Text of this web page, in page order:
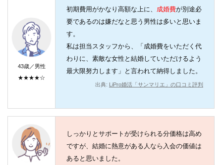
43歳／男性
★★★★☆
初期費用がかなり高額な上に、 成婚費が別途必
要であるのは嫌だなと思う男性は多いと思いま
す。
私は担当スタッフから、「成婚費をいただく代
わりに、素敵な女性と結婚していただけるよう
最大限努力します」と言われて納得しました。
出典: LiPro婚活「サンマリエ」の口コミ評判
しっかりとサポートが受けられる分価格は高め
ですが、結婚に熱意がある人なら入会の価値は
あると思いました。